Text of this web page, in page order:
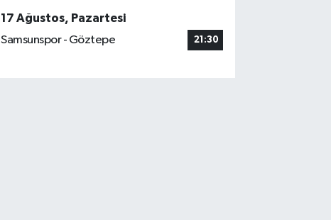
17 Ağustos, Pazartesi
Samsunspor - Göztepe
21:30